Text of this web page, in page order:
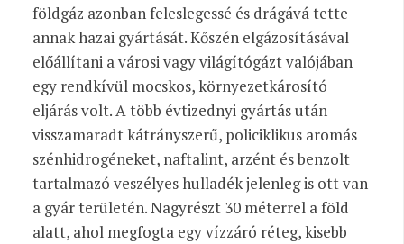
földgáz azonban feleslegessé és drágává tette
annak hazai gyártását. Kőszén elgázosításával
előállítani a városi vagy világítógázt valójában
egy rendkívül mocskos, környezetkárosító
eljárás volt. A több évtizednyi gyártás után
visszamaradt kátrányszerű, policiklikus aromás
szénhidrogéneket, naftalint, arzént és benzolt
tartalmazó veszélyes hulladék jelenleg is ott van
a gyár területén. Nagyrészt 30 méterrel a föld
alatt, ahol megfogta egy vízzáró réteg, kisebb